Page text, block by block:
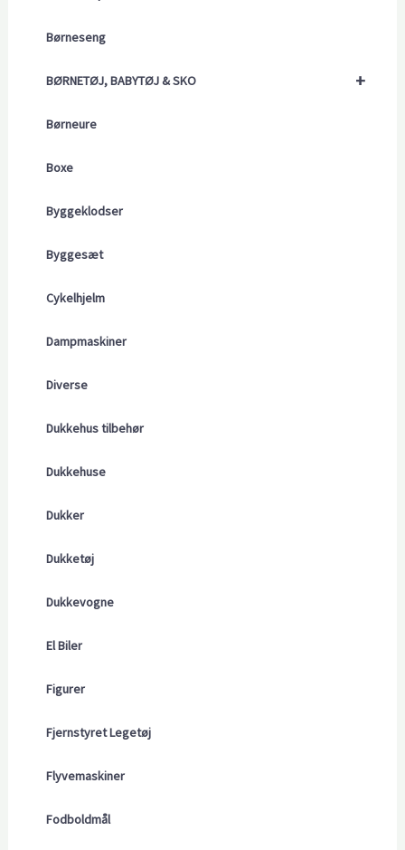
Børneseng
+
BØRNETØJ, BABYTØJ & SKO
Børneure
Boxe
Byggeklodser
Byggesæt
Cykelhjelm
Dampmaskiner
Diverse
Dukkehus tilbehør
Dukkehuse
Dukker
Dukketøj
Dukkevogne
El Biler
Figurer
Fjernstyret Legetøj
Flyvemaskiner
Fodboldmål